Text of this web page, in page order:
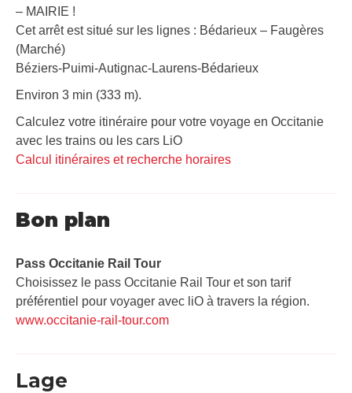
– MAIRIE !
Cet arrêt est situé sur les lignes : Bédarieux – Faugères
(Marché)
Béziers-Puimi-Autignac-Laurens-Bédarieux
Environ 3 min (333 m).
Calculez votre itinéraire pour votre voyage en Occitanie
avec les trains ou les cars LiO
Calcul itinéraires et recherche horaires
Bon plan
Pass Occitanie Rail Tour​
Choisissez le pass Occitanie Rail Tour et son tarif
préférentiel pour voyager avec liO à travers la région.
www.occitanie-rail-tour.com
Lage